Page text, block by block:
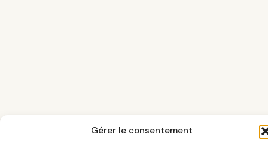
Gérer le consentement